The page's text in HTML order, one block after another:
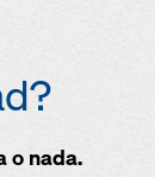
o nada.